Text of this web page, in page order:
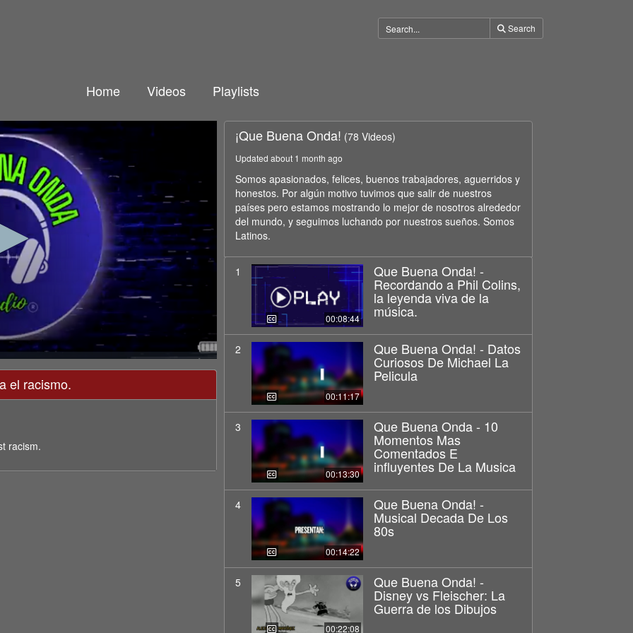
Search
Home Videos Playlists
el racismo.
racism.
¡Que Buena Onda! (78 Videos)
Updated about 1 month ago
Somos apasionados, felices, buenos trabajadores, aguerridos y
honestos. Por algún motivo tuvimos que salir de nuestros
países pero estamos mostrando lo mejor de nosotros alrededor
del mundo, y seguimos luchando por nuestros sueños. Somos
Latinos.
1
00:08:44
Que Buena Onda! -
Recordando a Phil Colins,
la leyenda viva de la
música.
2
00:11:17
Que Buena Onda! - Datos
Curiosos De Michael La
Pelicula
3
00:13:30
Que Buena Onda - 10
Momentos Mas
Comentados E
influyentes De La Musica
4
00:14:22
Que Buena Onda! -
Musical Decada De Los
80s
5
00:22:08
Que Buena Onda! -
Disney vs Fleischer: La
Guerra de los Dibujos